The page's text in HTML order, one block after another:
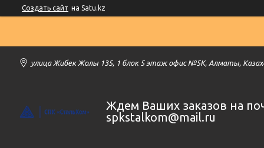
Создать сайт на Satu.kz
улица Жибек Жолы 135, 1 блок 5 этаж офис №5К, Алматы,
Ждем Ваших заказов на
spkstalkom@mail.ru